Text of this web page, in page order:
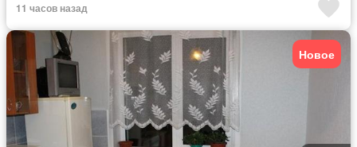
11 часов назад
Новое